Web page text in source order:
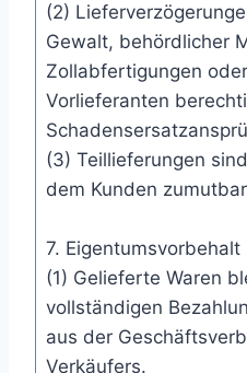
(2)
Gewalt, behördlicher
Zollabfertigungen
Vorlieferanten
(3) Teillieferungen
dem Kunden
7. Eigentumsvorbehalt
(1) Gelieferte Waren
vollständigen
aus der
Verkäufers.